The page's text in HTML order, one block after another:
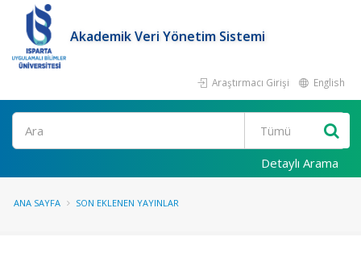
Akademik Veri Yönetim Sistemi
Araştırmacı Girişi English
Ara
Detaylı Arama
ANA SAYFA SON EKLENEN YAYINLAR